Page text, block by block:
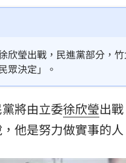
背景組織主導 23:25
信重回職場
家揭3大隱憂 23:09
欣瑩出戰，民進黨部分，
眾決定」。
將由立委徐欣瑩出戰
他是努力做實事的